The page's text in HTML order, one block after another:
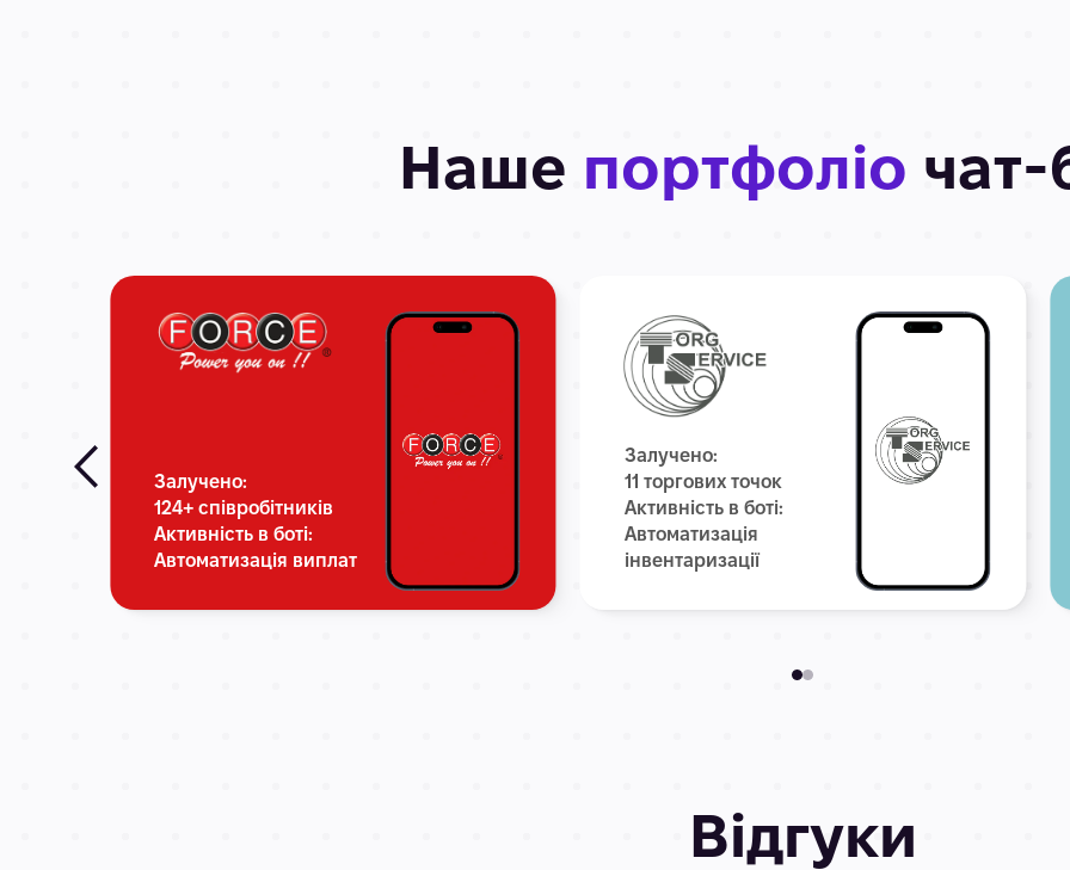
Наше портфоліо чат-
Залучено:
124+ співробітників
Активність в боті:
Автоматизація виплат
Залучено:
11 торгових точок
Активність в боті:
Автоматизація
інвентаризації
Відгуки